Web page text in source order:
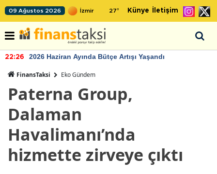
09 Ağustos 2026 27° Künye İletişim
22:26 2026 Haziran Ayında Bütçe Artışı Yaşandı
FinansTaksi Eko Gündem
Paterna Group,
Dalaman
Havalimanı’nda
hizmette zirveye çıktı